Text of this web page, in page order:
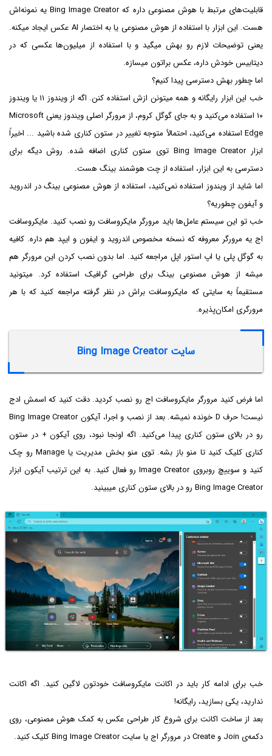
قابلیت‌های مرتبط با هوش مصنوعی داره که Bing Image Creator یه نمونه‌اش
هست. این ابزار با استفاده از هوش مصنوعی یا به اختصار AI عکس ایجاد میکنه.
یعنی توضیحات لازم رو بهش میگید و با استفاده از میلیون‌ها عکسی که در
دیتابیس خودش داره، عکس براتون میسازه.
اما چطور بهش دسترسی پیدا کنیم؟
خب این ابزار رایگانه و همه میتونن ازش استفاده کنن. اگه از ویندوز ۱۱ یا ویندوز
۱۰ استفاده می‌کنید و به جای گوگل کروم، از مرورگر اصلی ویندوز یعنی Microsoft
Edge استفاده می‌کنید، احتمالاً متوجه تغییر در ستون کناری شده باشید ... اخیراً
ابزار Bing Image Creator توی ستون کناری اضافه شده. روش دیگه برای
دسترسی به این ابزار، استفاده از چت هوشمند بینگ هست.
اما شاید از ویندوز استفاده نمی‌کنید، استفاده از هوش مصنوعی بینگ در اندروید
و آیفون چطوریه؟
خب تو این سیستم عامل‌ها باید مرورگر مایکروسافت رو نصب کنید. مایکروسافت
اج یه مرورگر معروفه که نسخه مخصوص اندروید و ایفون و ایپد هم داره. کافیه
به گوگل پلی یا اپ استور اپل مراجعه کنید. اما بدون نصب کردن این مرورگر هم
میشه از هوش مصنوعی بینگ برای طراحی گرافیک استفاده کرد. میتونید
مستقیماً به سایتی که مایکروسافت براش در نظر گرفته مراجعه کنید که با هر
مرورگری امکان‌پذیره.
سایت Bing Image Creator
اما فرض کنید مرورگر مایکروسافت اج رو نصب کردید. دقت کنید که اسمش ادج
نیست! حرف D خونده نمیشه. بعد از نصب و اجرا، آیکون Bing Image Creator
رو در بالای ستون کناری پیدا می‌کنید. اگه اونجا نبود، روی آیکون + در ستون
کناری کلیک کنید تا منو باز بشه. توی منو بخش مدیریت یا Manage رو چک
کنید و سوییچ روبروی Image Creator رو فعال کنید. به این ترتیب آیکون ابزار
Bing Image Creator رو در بالای ستون کناری میبینید.
خب برای ادامه کار باید در اکانت مایکروسافت خودتون لاگین کنید. اگه اکانت
ندارید، یکی بسازید، رایگانه!
بعد از ساخت اکانت برای شروع کار طراحی عکس به کمک هوش مصنوعی، روی
دکمه‌ی Join و Create در مرورگر اج یا سایت Bing Image Creator کلیک کنید.